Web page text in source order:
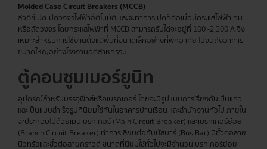
Molded Case Circuit Breakers (MCCB)
สวิตช์เปิด-ปิดวงจรไฟฟ้าอัตโนมัติ และจะทำการเปิดก็ต่อเมื่อมีกระแสไฟฟ้าเกิน
หรือลัดวงจร โดยกระแสไฟฟ้าที่ MCCB สามารถรับได้จะอยู่ที่ 100 -2,300 A จึง
เหมาะสำหรับการใช้งานตั้งแต่พื้นที่ขนาดเล็กอย่างที่พักอาศัย ไปจนถึงอาคาร
ขนาดใหญ่อย่างโรงงานอุตสาหกรรม
ตู้คอนซูมเมอร์ยูนิท
อุปกรณ์สำหรับบรรจุฟิวส์หรือเบรกเกอร์ โดยจะมีรูปแบบการเรียงกันเป็นแถว
และเป็นแบบสำเร็จรูปที่นิยมใช้กันในอาคารบ้านเรือน และสำนักงานทั่วไป ภายใน
จะประกอบไปด้วยเมนเบรกเกอร์ (Main Circuit Breaker) และเบรกเกอร์ย่อย
(Branch Circuit Breaker) ทำการเสียบต่อกับบัสบาร์ (Bus Bar) มีขั้วต่อสาย
นิวทรัลและขั้วต่อสายกราวด์ ขนาดที่นิยมใช้ทั่วไปจะมีจำนวนเบรกเกอร์ย่อย